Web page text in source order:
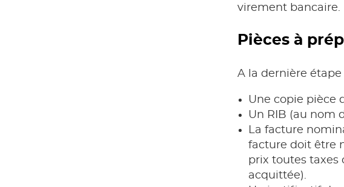
virement bancaire.
Pièces à
A la dernière
Une copie pièce
Un RIB (au nom
La facture
facture doit être
prix toutes taxes
acquittée).